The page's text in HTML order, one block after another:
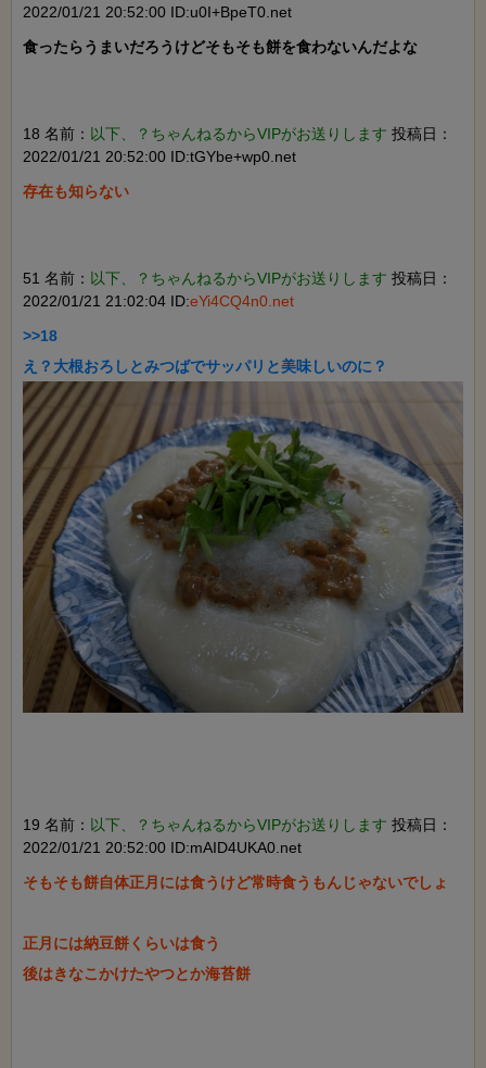
2022/01/21 20:52:00 ID:u0I+BpeT0.net
食ったらうまいだろうけどそもそも餅を食わないんだよな
18 名前： 以下、？ちゃんねるからVIPがお送りします 投稿日：
2022/01/21 20:52:00 ID:tGYbe+wp0.net
存在も知らない
51 名前： 以下、？ちゃんねるからVIPがお送りします 投稿日：
2022/01/21 21:02:04 ID:eYi4CQ4n0.net
>>18
19 名前： 以下、？ちゃんねるからVIPがお送りします 投稿日：
2022/01/21 20:52:00 ID:mAID4UKA0.net
そもそも餅自体正月には食うけど常時食うもんじゃないでしょ
正月には納豆餅くらいは食う
後はきなこかけたやつとか海苔餅